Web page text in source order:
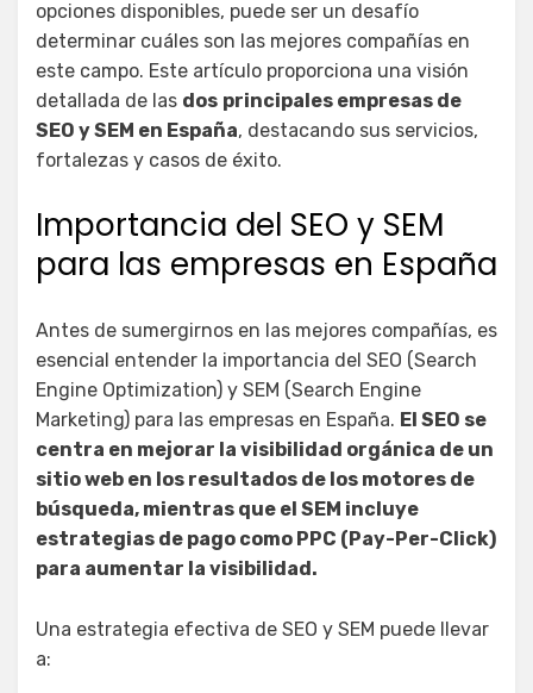
opciones disponibles, puede ser un desafío
determinar cuáles son las mejores compañías en
este campo. Este artículo proporciona una visión
detallada de las dos principales empresas de
SEO y SEM en España, destacando sus servicios,
fortalezas y casos de éxito.
Importancia del SEO y SEM
para las empresas en España
Antes de sumergirnos en las mejores compañías, es
esencial entender la importancia del SEO (Search
Engine Optimization) y SEM (Search Engine
Marketing) para las empresas en España. El SEO se
centra en mejorar la visibilidad orgánica de un
sitio web en los resultados de los motores de
búsqueda, mientras que el SEM incluye
estrategias de pago como PPC (Pay-Per-Click)
para aumentar la visibilidad.
Una estrategia efectiva de SEO y SEM puede llevar
a: